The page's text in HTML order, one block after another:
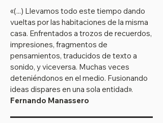
«(...) Llevamos todo este tiempo dando
vueltas por las habitaciones de la misma
casa. Enfrentados a trozos de recuerdos,
impresiones, fragmentos de
pensamientos, traducidos de texto a
sonido, y viceversa. Muchas veces
deteniéndonos en el medio. Fusionando
ideas dispares en una sola entidad».
Fernando Manassero